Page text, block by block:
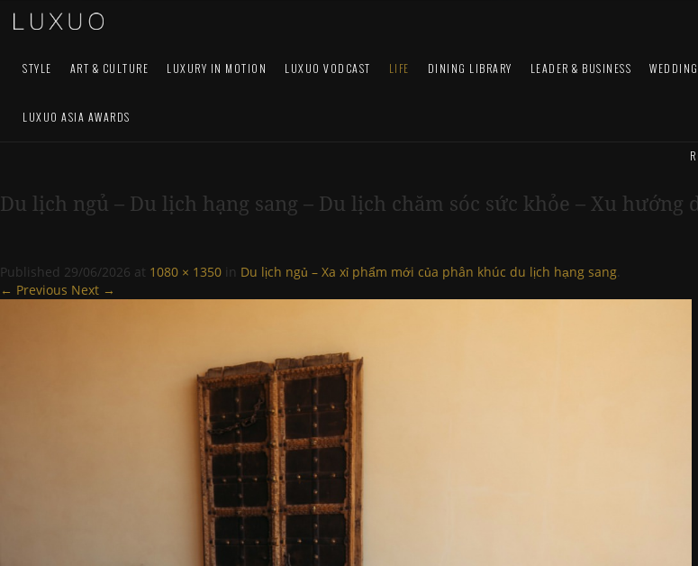
STYLE ART & CULTURE LUXURY IN MOTION LUXUO VODCAST LIFE DINING LIBRARY LEADER & BUSINESS WEDDING
LUXUO ASIA AWARDS
Du lịch ngủ – Du lịch hạng sang – Du lịch chăm sóc sức khỏe – Xu hướng
Published 29/06/2026 at 1080 × 1350 in Du lịch ngủ – Xa xỉ phẩm mới của phân khúc du lịch hạng sang.
← Previous Next →